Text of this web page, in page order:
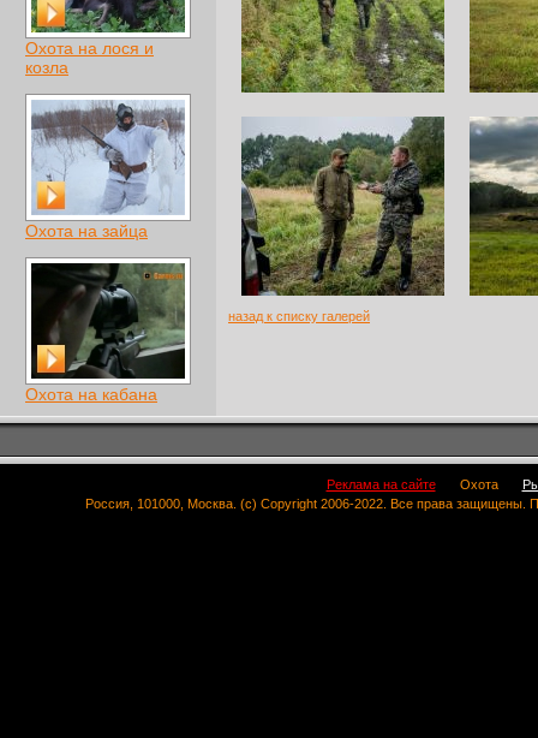
Охота на лося и
козла
Охота на зайца
Охота на кабана
назад к списку галерей
Реклама на сайте Охота
Россия, 101000, Москва. (c) Copyright 2006-2022. Все права защищены.